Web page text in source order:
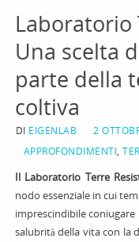
Laboratorio
Una scelta
parte della
coltiva
DI EIGENLAB
2
APPROFONDIMENTI,
Il Laboratorio Terre
nodo essenziale in cui
imprescindibile
salubrità della vita con la